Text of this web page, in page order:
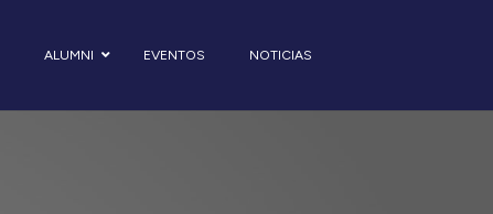
ALUMNI EVENTOS NOTICIAS